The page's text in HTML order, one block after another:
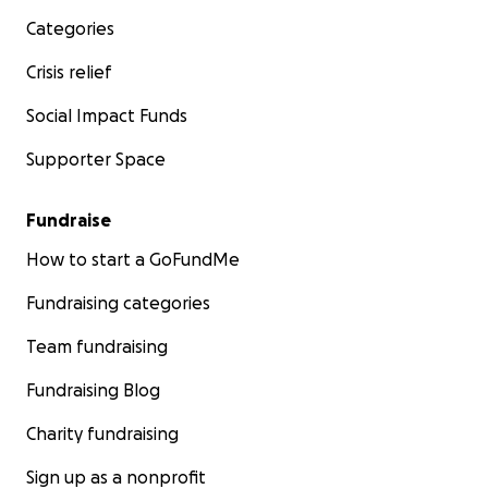
Categories
Crisis relief
Social Impact Funds
Supporter Space
Fundraise
How to start a GoFundMe
Fundraising categories
Team fundraising
Fundraising Blog
Charity fundraising
Sign up as a nonprofit